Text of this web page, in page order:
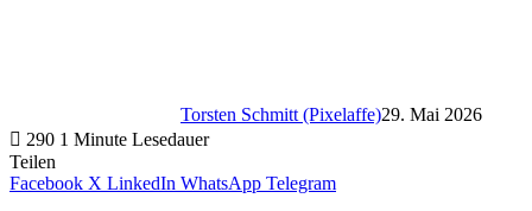
Torsten Schmitt (Pixelaffe)29. Mai 2026
290 1 Minute Lesedauer
Teilen
Facebook X LinkedIn WhatsApp Telegram